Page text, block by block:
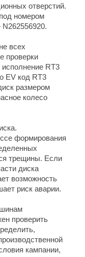
отверстий.
номером
всех
проверки
RT3
EV код RT3
размером
колесо
формирования
трещины. Если
диска
возможность
риск аварии.
проверить
кампании,